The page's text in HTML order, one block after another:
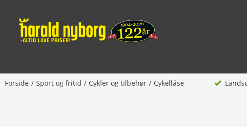
Forside Sport og fritid Cykler og tilbehør Cykellåse